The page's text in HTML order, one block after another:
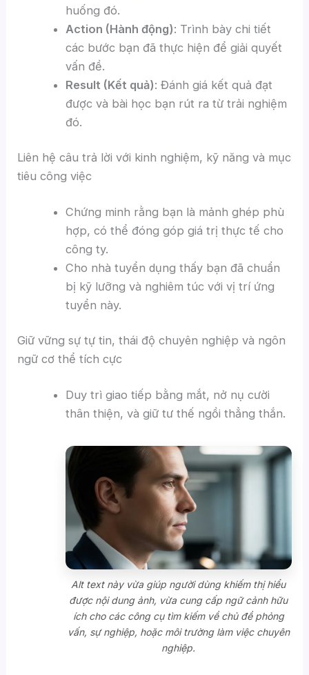
huống đó.
Action (Hành động): Trình bày chi tiết
các bước bạn đã thực hiện để giải quyết
vấn đề.
Result (Kết quả): Đánh giá kết quả đạt
được và bài học bạn rút ra từ trải nghiệm
đó.
Liên hệ câu trả lời với kinh nghiệm, kỹ năng và mục
tiêu công việc
Chứng minh rằng bạn là mảnh ghép phù
hợp, có thể đóng góp giá trị thực tế cho
công ty.
Cho nhà tuyển dụng thấy bạn đã chuẩn
bị kỹ lưỡng và nghiêm túc với vị trí ứng
tuyển này.
Giữ vững sự tự tin, thái độ chuyên nghiệp và ngôn
ngữ cơ thể tích cực
Duy trì giao tiếp bằng mắt, nở nụ cười
thân thiện, và giữ tư thế ngồi thẳng thắn.
Alt text này vừa giúp người dùng khiếm thị hiểu
được nội dung ảnh, vừa cung cấp ngữ cảnh hữu
ích cho các công cụ tìm kiếm về chủ đề phỏng
vấn, sự nghiệp, hoặc môi trường làm việc chuyên
nghiệp.